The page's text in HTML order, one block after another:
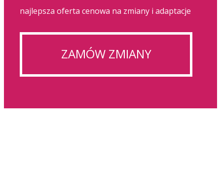
najlepsza oferta cenowa na zmiany i adaptacje
ZAMÓW ZMIANY